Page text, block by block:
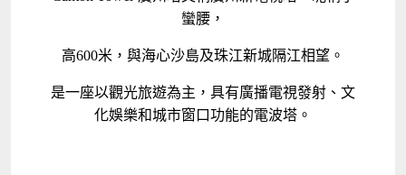
蠻腰，
高600米，與海心沙島及珠江新城隔江相望。
是一座以觀光旅遊為主，具有廣播電視發射、文
化娛樂和城市窗口功能的電波塔。